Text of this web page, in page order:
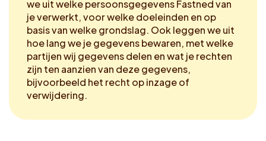
Verhalen
Support
Voucher claimen
Dutch
we uit welke persoonsgegevens Fastned van
je verwerkt, voor welke doeleinden en op
basis van welke grondslag. Ook leggen we uit
hoe lang we je gegevens bewaren, met welke
partijen wij gegevens delen en wat je rechten
zijn ten aanzien van deze gegevens,
bijvoorbeeld het recht op inzage of
verwijdering.